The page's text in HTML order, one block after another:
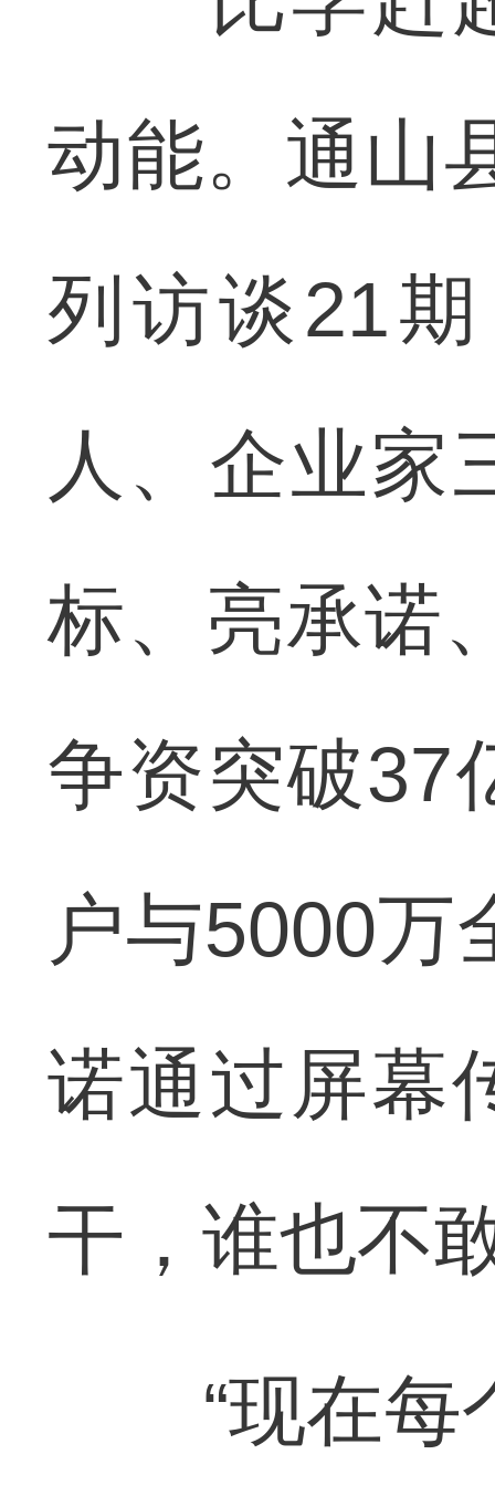
动能。通山
列访谈21
人、企业家
标、亮承诺
争资突破37
户与5000
诺通过屏幕
干，谁也不
“现在每